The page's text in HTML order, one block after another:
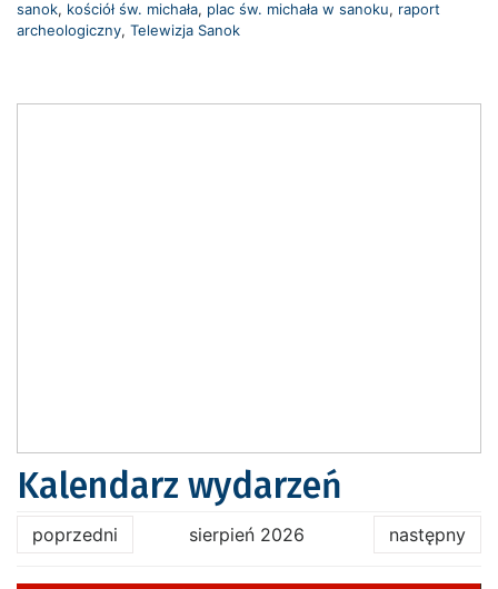
sanok, kościół św. michała, plac św. michała w sanoku, raport
archeologiczny, Telewizja Sanok
Kalendarz wydarzeń
poprzedni sierpień 2026 następny